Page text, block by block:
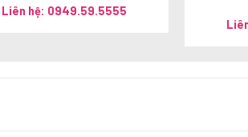
3928 6052 / 024 3928 5599
Liên hệ: 0949.59.5555